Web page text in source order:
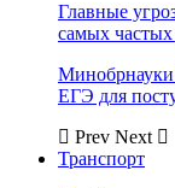
Главные
самых частых
ЕГЭ для
Prev Next
Транспорт